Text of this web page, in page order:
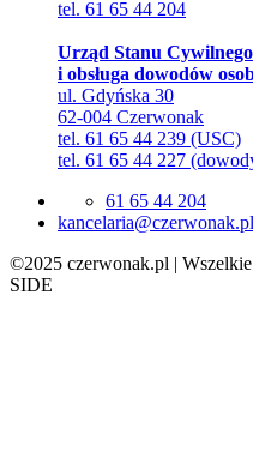
tel. 61 65 44 204
Urząd Stanu Cywilnego
i obsługa dowodów
ul. Gdyńska 30
62-004 Czerwonak
tel. 61 65 44 239 (USC)
tel. 61 65 44 227
61 65 44 204
lp.kanowrezc@airalecnak
©2025 czerwonak.pl |
SIDE